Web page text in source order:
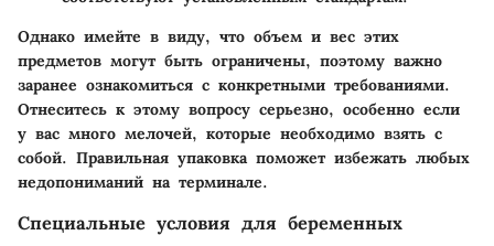
Однако имейте в виду, что объем и вес этих
предметов могут быть ограничены, поэтому важно
заранее ознакомиться с конкретными требованиями.
Отнеситесь к этому вопросу серьезно, особенно если
у вас много мелочей, которые необходимо взять с
собой. Правильная упаковка поможет избежать любых
недопониманий на терминале.
Специальные условия для беременных